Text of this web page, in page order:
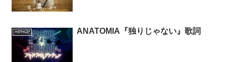
HIPHOP ANATOMIA『独りじゃない』歌詞